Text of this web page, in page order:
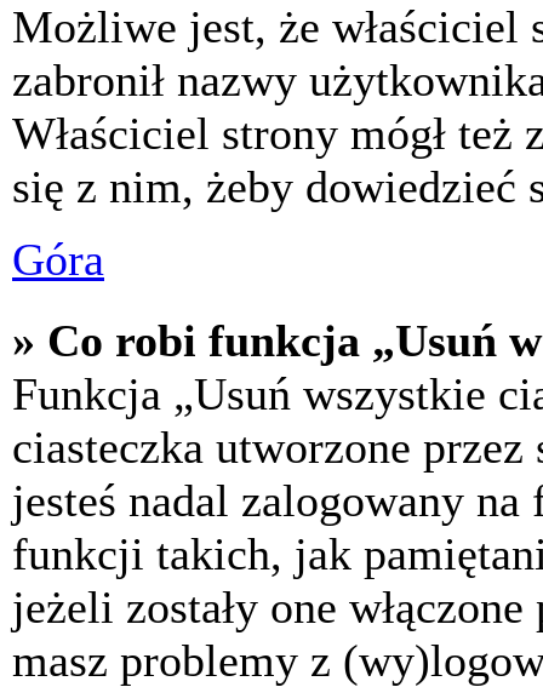
Możliwe jest, że właściciel
zabronił nazwy
Właściciel strony mógł
się z nim, żeby dowiedzieć
Góra
» Co robi funkcja „Usuń
Funkcja „Usuń wszystkie
ciasteczka utworzone
jesteś nadal zalogowany
funkcji takich, jak
jeżeli zostały one
masz problemy z